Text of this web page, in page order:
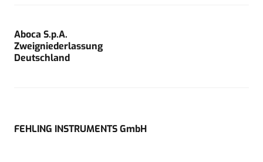
Aboca S.p.A.
Zweigniederlassung
Deutschland
FEHLING INSTRUMENTS GmbH